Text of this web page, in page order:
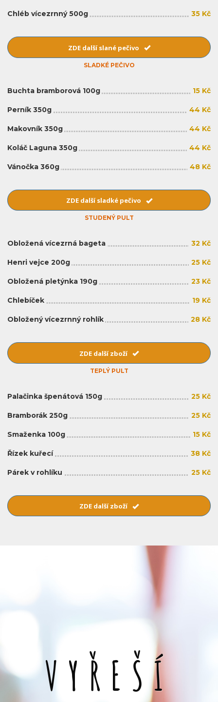
Chléb vícezrnný 500g 35 Kč
ZDE další slané pečivo
SLADKÉ PEČIVO
Buchta bramborová 100g 15 Kč
Perník 350g 44 Kč
Makovník 350g 44 Kč
Koláč Laguna 350g 44 Kč
Vánočka 360g 48 Kč
ZDE další sladké pečivo
STUDENÝ PULT
Obložená vícezrná bageta 32 Kč
Henri vejce 200g 25 Kč
Obložená pletýnka 190g 23 Kč
Chlebíček 19 Kč
Obložený vícezrnný rohlík 28 Kč
ZDE další zboží
TEPLÝ PULT
Palačinka špenátová 150g 25 Kč
Bramborák 250g 25 Kč
Smaženka 100g 15 Kč
Řízek kuřecí 38 Kč
Párek v rohlíku 25 Kč
ZDE další zboží
VYŘEŠÍ